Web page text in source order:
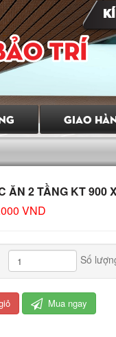
GIAO
ĂN 2 TẦNG KT 900
VND
Số
Mua ngay